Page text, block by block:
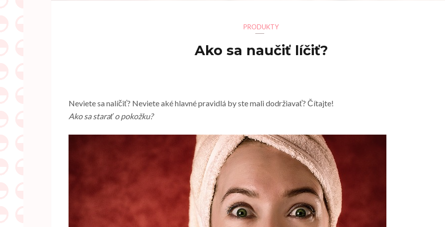
PRODUKTY
Ako sa naučiť líčiť?
Neviete sa nalíčiť? Neviete aké hlavné pravidlá by ste mali dodržiavať? Čítajte!
Ako sa starať o pokožku?